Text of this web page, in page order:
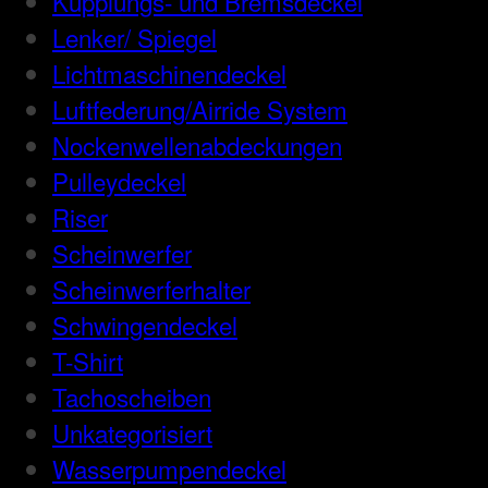
Lenker/ Spiegel
Lichtmaschinendeckel
Luftfederung/Airride System
Nockenwellenabdeckungen
Pulleydeckel
Riser
Scheinwerfer
Scheinwerferhalter
Schwingendeckel
T-Shirt
Tachoscheiben
Unkategorisiert
Wasserpumpendeckel